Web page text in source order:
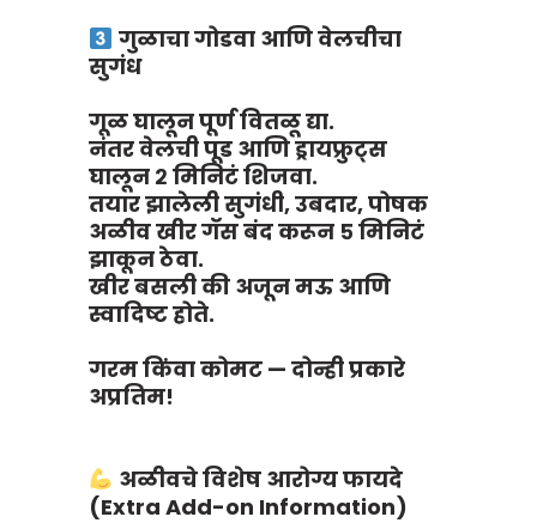
गुळाचा गोडवा आणि वेलचीचा
सुगंध
गूळ घालून पूर्ण वितळू द्या.
नंतर वेलची पूड आणि ड्रायफ्रुट्स
घालून २ मिनिटं शिजवा.
तयार झालेली सुगंधी, उबदार, पोषक
अळीव खीर गॅस बंद करून ५ मिनिटं
झाकून ठेवा.
खीर बसली की अजून मऊ आणि
स्वादिष्ट होते.
गरम किंवा कोमट — दोन्ही प्रकारे
अप्रतिम!
अळीवचे विशेष आरोग्य फायदे
(Extra Add-on Information)